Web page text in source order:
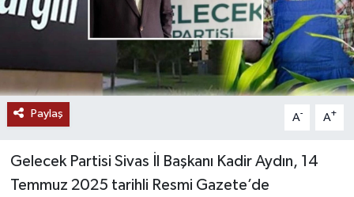
Paylaş A- A+
Gelecek Partisi Sivas İl Başkanı Kadir Aydın, 14
Temmuz 2025 tarihli Resmi Gazete’de
SAĞLIK
SİYASET
SOSYAL YARDIMLAR
SPONSORLU YAZI
SPOR